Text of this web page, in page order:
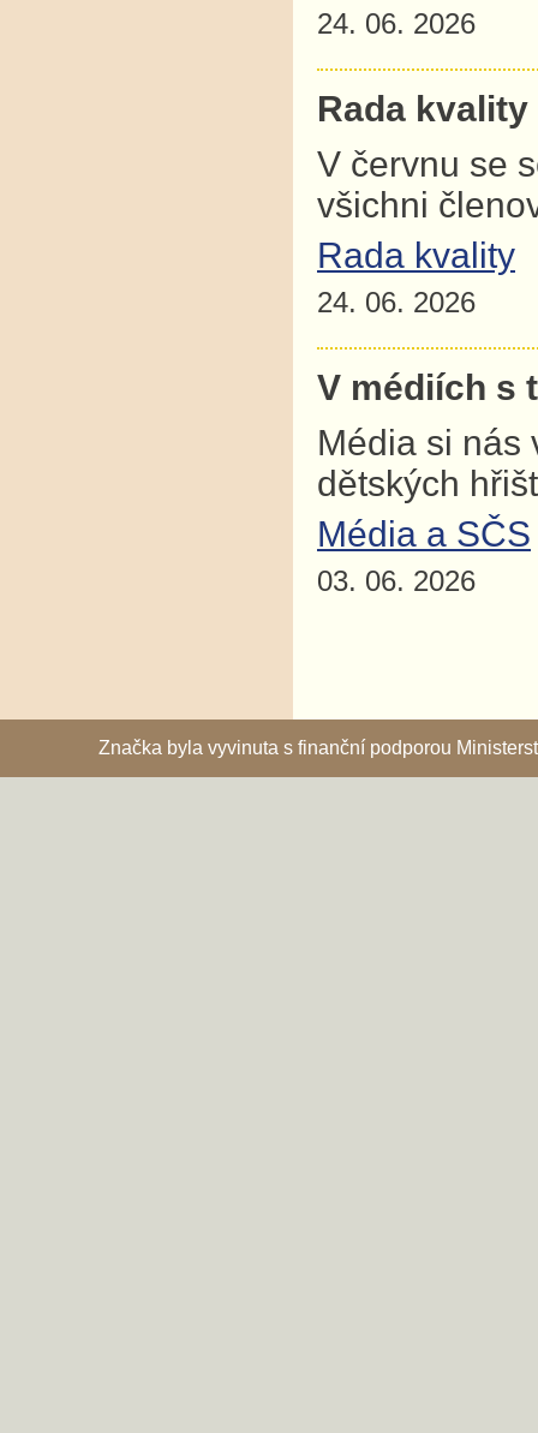
24. 06. 2026
Rada
V červnu se
všichni
Rada kvality
24. 06. 2026
V médiích s
Média si nás
dětských
Média a SČS
03. 06. 2026
Značka byla vyvinuta s finanční podporou